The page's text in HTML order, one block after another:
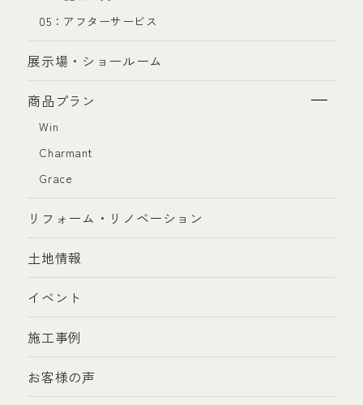
05：アフターサービス
展示場・ショールーム
商品プラン
Win
Charmant
Grace
リフォーム・リノベーション
土地情報
イベント
施工事例
お客様の声